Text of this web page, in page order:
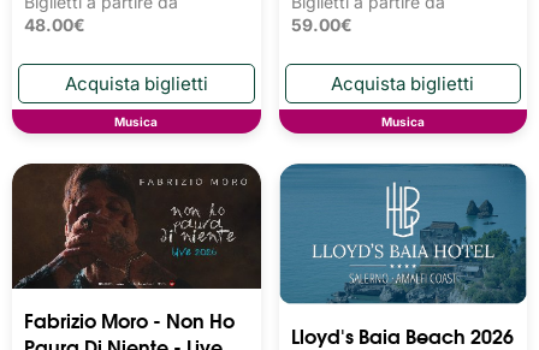
48.00€
Musica
59.00€
Musica
Fabrizio Moro - Non Ho
Lloyd's Baia Beach 2026